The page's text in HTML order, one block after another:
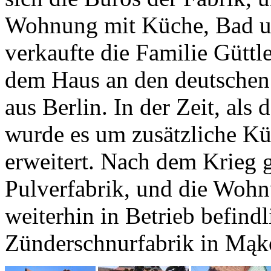
Wohnung mit Küche, Bad
verkaufte die Familie
dem Haus an den
aus Berlin. In der Zeit, als
wurde es um zusätzliche
erweitert. Nach dem Krieg
Pulverfabrik, und die
weiterhin in Betrieb
Zünderschnurfabrik in